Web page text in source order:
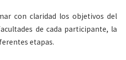
con claridad los objetivos del
de cada participante, la
etapas.